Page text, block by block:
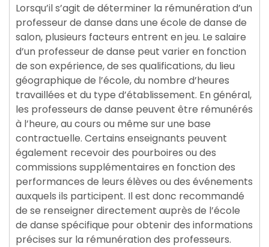
Lorsqu’il s’agit de déterminer la rémunération d’un
professeur de danse dans une école de danse de
salon, plusieurs facteurs entrent en jeu. Le salaire
d’un professeur de danse peut varier en fonction
de son expérience, de ses qualifications, du lieu
géographique de l’école, du nombre d’heures
travaillées et du type d’établissement. En général,
les professeurs de danse peuvent être rémunérés
à l’heure, au cours ou même sur une base
contractuelle. Certains enseignants peuvent
également recevoir des pourboires ou des
commissions supplémentaires en fonction des
performances de leurs élèves ou des événements
auxquels ils participent. Il est donc recommandé
de se renseigner directement auprès de l’école
de danse spécifique pour obtenir des informations
précises sur la rémunération des professeurs.